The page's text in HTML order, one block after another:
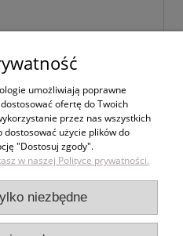
konto
umożliwiają poprawne
ofertę do Twoich
przez nas wszystkich
użycie plików do
"Dostosuj zgody".
w naszej Polityce prywatności.
niezbędne